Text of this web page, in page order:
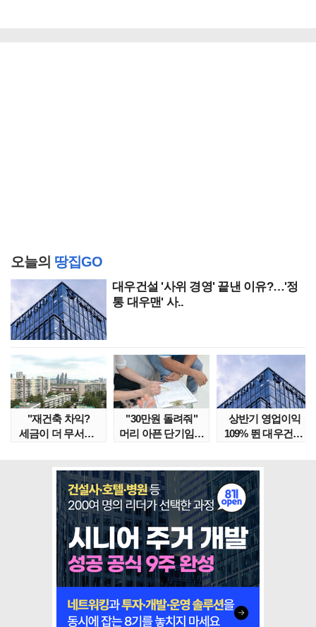
오늘의 땅집GO
대우건설 '사위 경영' 끝낸 이유?…'정
통 대우맨' 사..
"재건축 차익?
세금이 더 무서워"
"30만원 돌려줘"
머리 아픈 단기임대
상반기 영업이익
109% 뛴 대우건설,